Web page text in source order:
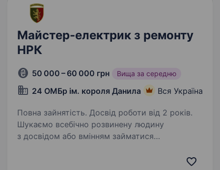
Майстер-електрик з ремонту
НРК
50 000 – 60 000 грн Вища за середню
24 ОМБр ім. короля Данила Вся Україна
Повна зайнятість. Досвід роботи від 2 років.
Шукаємо всебічно розвинену людину
з досвідом або вмінням займатися